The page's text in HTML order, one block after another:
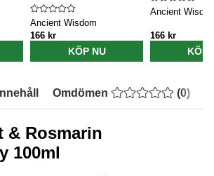
Ancient Wisdom
166 kr
KÖP NU
Ancient
166 kr
KÖP
Innehåll Omdömen (0)
& Rosmarin
100ml